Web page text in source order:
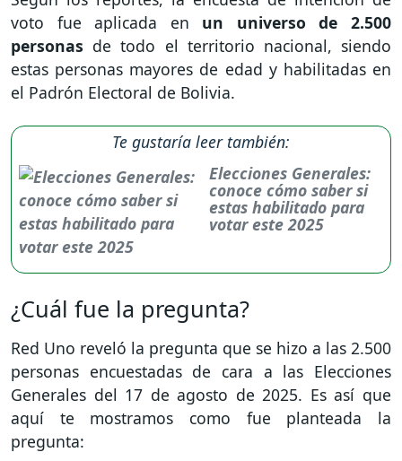
voto fue aplicada en un universo de 2.500
personas de todo el territorio nacional, siendo
estas personas mayores de edad y habilitadas en
el Padrón Electoral de Bolivia.
Te gustaría leer también:
Elecciones Generales:
conoce cómo saber si
estas habilitado para
votar este 2025
¿Cuál fue la pregunta?
Red Uno reveló la pregunta que se hizo a las 2.500
personas encuestadas de cara a las Elecciones
Generales del 17 de agosto de 2025. Es así que
aquí te mostramos como fue planteada la
pregunta: